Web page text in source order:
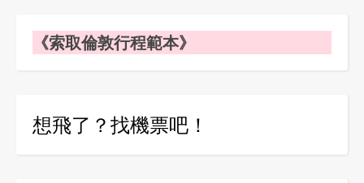
《索取倫敦行程範本》
想飛了？找機票吧！